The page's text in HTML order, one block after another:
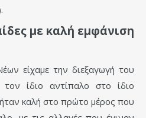
με καλή εμφάνιση
είχαμε την διεξαγωγή του
ίδιο αντίπαλο στο ίδιο
καλή στο πρώτο μέρος που